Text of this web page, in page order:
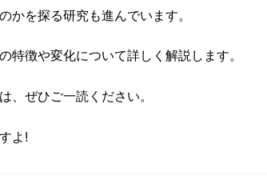
かを探る研究も進んでいます。
徴や変化について詳しく解説します。
、ぜひご一読ください。
よ!